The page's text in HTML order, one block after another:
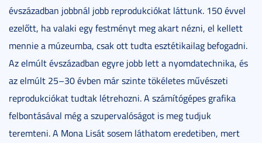
évszázadban jobbnál jobb reprodukciókat láttunk. 150 évvel
ezelőtt, ha valaki egy festményt meg akart nézni, el kellett
mennie a múzeumba, csak ott tudta esztétikailag befogadni.
Az elmúlt évszázadban egyre jobb lett a nyomdatechnika, és
az elmúlt 25–30 évben már szinte tökéletes művészeti
reprodukciókat tudtak létrehozni. A számítógépes grafika
felbontásával még a szupervalóságot is meg tudjuk
teremteni. A Mona Lisát sosem láthatom eredetiben, mert